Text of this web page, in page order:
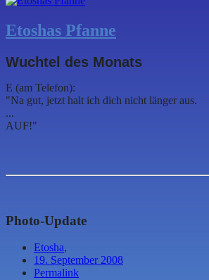
Etoshas Pfanne
Wuchtel des Monats
E (am Telefon):
"Na gut, jetzt halt ich dich nicht länger aus.
...
AUF!"
Photo-Update
Etosha,
19. September 2008
Permalink